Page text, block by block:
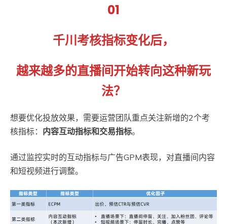
01
千川考核指标变化后，
越来越多的直播间开始转向这种新玩
法？
想要优化投放效果，需要运营团队重点关注新增的2个考
核指标： 内容互动指标和交易指标。
通过监控实时的互动指标与广告GPM表现，对直播间内容
和短视频进行调整。